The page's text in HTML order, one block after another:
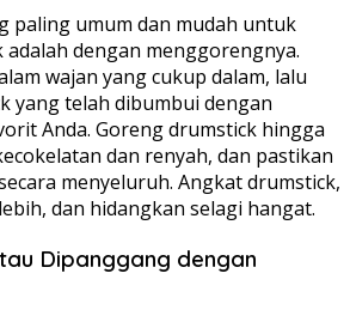
paling umum dan mudah untuk
adalah dengan menggorengnya.
wajan yang cukup dalam, lalu
yang telah dibumbui dengan
Anda. Goreng drumstick hingga
dan renyah, dan pastikan
menyeluruh. Angkat drumstick,
dan hidangkan selagi hangat.
Dipanggang dengan